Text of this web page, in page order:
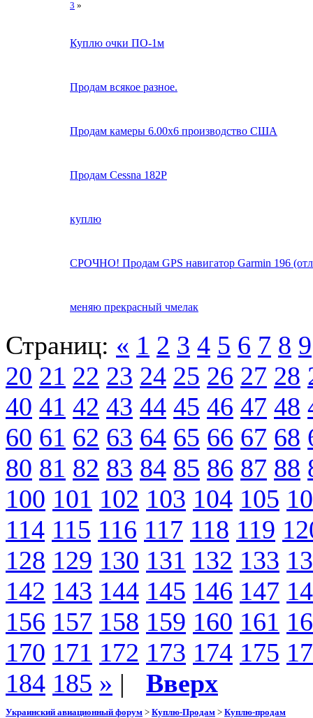
3 »
Куплю очки ПО-1м
Продам всякое разное.
Продам камеры 6.00х6 производство США
Продам Cessna 182P
куплю
СРОЧНО! Продам GPS навигатор Garmin 196
меняю прекрасный чмелак
Страниц: « 1 2 3 4 5 6 7 8 9
20 21 22 23 24 25 26 27 28
40 41 42 43 44 45 46 47 48
60 61 62 63 64 65 66 67 68
80 81 82 83 84 85 86 87 88
100 101 102 103 104 105
114 115 116 117 118 119
128 129 130 131 132 133
142 143 144 145 146 147
156 157 158 159 160 161
170 171 172 173 174 175
184 185 » | Вверх
Украинский авиационный форум > Куплю-Продам > Куплю-продам